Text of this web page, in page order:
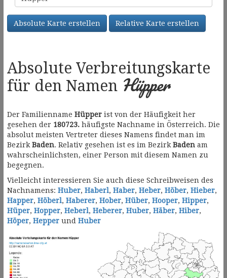
Absolute Karte erstellen Relative Karte erstellen
Absolute Verbreitungskarte
für den Namen Hüpper
Der Familienname Hüpper ist von der Häufigkeit her
gesehen der 180723. häufigste Nachname in Österreich. Die
absolut meisten Vertreter dieses Namens findet man im
Bezirk Baden. Relativ gesehen ist es im Bezirk Baden am
wahrscheinlichsten, einer Person mit diesem Namen zu
begegnen.
Vielleicht interessieren Sie auch diese Schreibweisen des
Nachnamens: Huber, Haberl, Haber, Heber, Höber, Hieber,
Happer, Höberl, Haberer, Hober, Hüber, Hooper, Hipper,
Hüper, Hopper, Heberl, Heberer, Huber, Häber, Hiber,
Höper, Hepper und Huber